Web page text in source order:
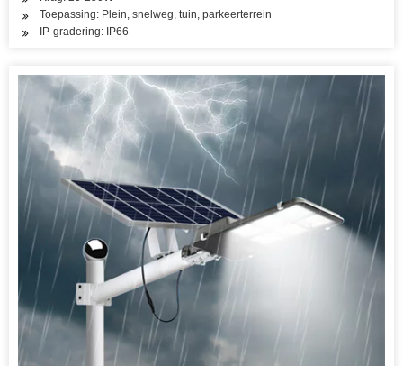
Toepassing: Plein, snelweg, tuin, parkeerterrein
IP-gradering: IP66